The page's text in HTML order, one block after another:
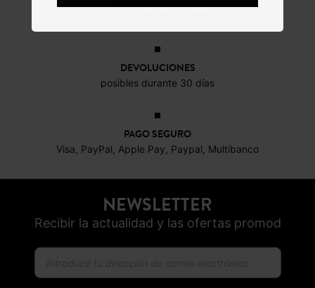
DEVOLUCIONES
posibles durante 30 días
PAGO SEGURO
Visa, PayPal, Apple Pay, Paypal, Multibanco
NEWSLETTER
Recibir la actualidad y las ofertas promod